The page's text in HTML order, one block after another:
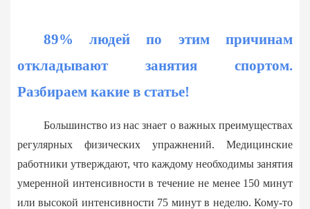
89% людей по этим причинам
откладывают занятия спортом.
Разбираем какие в статье!
Большинство из нас знает о важных преимуществах
регулярных физических упражнений. Медицинские
работники утверждают, что каждому необходимы занятия
умеренной интенсивности в течение не менее 150 минут
или высокой интенсивности 75 минут в неделю. Кому-то